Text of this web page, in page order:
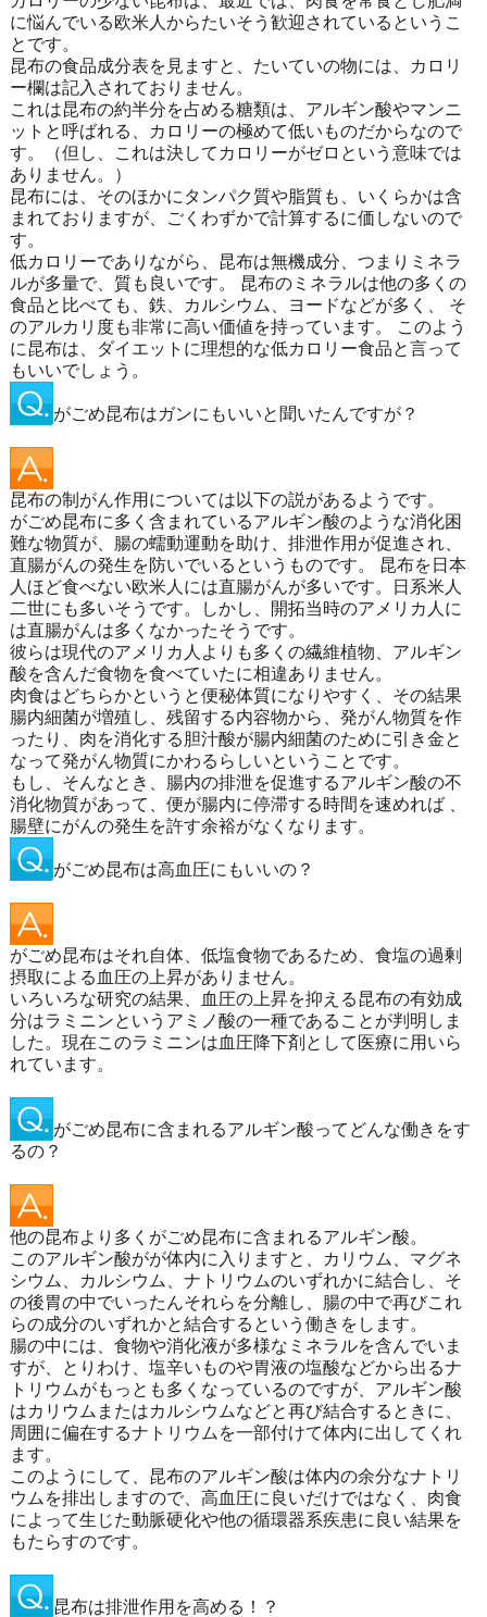
に悩んでいる欧米人からたいそう歓迎されているというこ
とです。
昆布の食品成分表を見ますと、たいていの物には、カロリ
ー欄は記入されておりません。
これは昆布の約半分を占める糖類は、アルギン酸やマンニ
ットと呼ばれる、カロリーの極めて低いものだからなので
す。（但し、これは決してカロリーがゼロという意味では
ありません。）
昆布には、そのほかにタンパク質や脂質も、いくらかは含
まれておりますが、ごくわずかで計算するに価しないので
す。
低カロリーでありながら、昆布は無機成分、つまりミネラ
ルが多量で、質も良いです。 昆布のミネラルは他の多くの
食品と比べても、鉄、カルシウム、ヨードなどが多く、 そ
のアルカリ度も非常に高い価値を持っています。 このよう
に昆布は、ダイエットに理想的な低カロリー食品と言って
もいいでしょう。
がごめ昆布はガンにもいいと聞いたんですが？
昆布の制がん作用については以下の説があるようです。
がごめ昆布に多く含まれているアルギン酸のような消化困
難な物質が、腸の蠕動運動を助け、排泄作用が促進され、
直腸がんの発生を防いでいるというものです。 昆布を日本
人ほど食べない欧米人には直腸がんが多いです。日系米人
二世にも多いそうです。しかし、開拓当時のアメリカ人に
は直腸がんは多くなかったそうです。
彼らは現代のアメリカ人よりも多くの繊維植物、アルギン
酸を含んだ食物を食べていたに相違ありません。
肉食はどちらかというと便秘体質になりやすく、その結果
腸内細菌が増殖し、残留する内容物から、発がん物質を作
ったり、肉を消化する胆汁酸が腸内細菌のために引き金と
なって発がん物質にかわるらしいということです。
もし、そんなとき、腸内の排泄を促進するアルギン酸の不
消化物質があって、便が腸内に停滞する時間を速めれば 、
腸壁にがんの発生を許す余裕がなくなります。
がごめ昆布は高血圧にもいいの？
がごめ昆布はそれ自体、低塩食物であるため、食塩の過剰
摂取による血圧の上昇がありません。
いろいろな研究の結果、血圧の上昇を抑える昆布の有効成
分はラミニンというアミノ酸の一種であることが判明しま
した。現在このラミニンは血圧降下剤として医療に用いら
れています。
がごめ昆布に含まれるアルギン酸ってどんな働きをす
るの？
他の昆布より多くがごめ昆布に含まれるアルギン酸。
このアルギン酸がが体内に入りますと、カリウム、マグネ
シウム、カルシウム、ナトリウムのいずれかに結合し、そ
の後胃の中でいったんそれらを分離し、腸の中で再びこれ
らの成分のいずれかと結合するという働きをします。
腸の中には、食物や消化液が多様なミネラルを含んでいま
すが、とりわけ、塩辛いものや胃液の塩酸などから出るナ
トリウムがもっとも多くなっているのですが、アルギン酸
はカリウムまたはカルシウムなどと再び結合するときに、
周囲に偏在するナトリウムを一部付けて体内に出してくれ
ます。
このようにして、昆布のアルギン酸は体内の余分なナトリ
ウムを排出しますので、高血圧に良いだけではなく、肉食
によって生じた動脈硬化や他の循環器系疾患に良い結果を
もたらすのです。
昆布は排泄作用を高める！？